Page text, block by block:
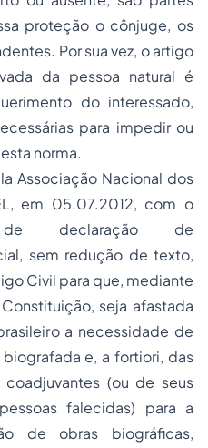
proteção o cônjuge, os
Por sua vez, o artigo
da pessoa natural é
do interessado,
para impedir ou
norma.
Associação Nacional dos
em 05.07.2012, com o
declaração de
sem redução de texto,
Civil para que, mediante
seja afastada
a necessidade de
e, a fortiori, das
(ou de seus
falecidas) para a
de obras biográficas,